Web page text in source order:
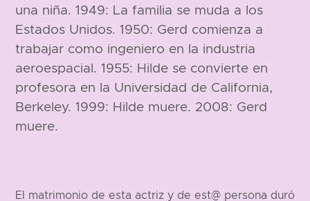
una niña. 1949: La familia se muda a los
Estados Unidos. 1950: Gerd comienza a
trabajar como ingeniero en la industria
aeroespacial. 1955: Hilde se convierte en
profesora en la Universidad de California,
Berkeley. 1999: Hilde muere. 2008: Gerd
muere.
El matrimonio de esta actriz y de est@ persona duró